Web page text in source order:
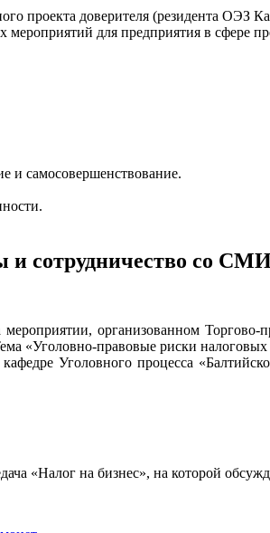
проекта доверителя (резидента ОЭЗ
мероприятий для предприятия в сфере
и самосовершенствование.
и сотрудничество со
организованном
«Уголовно-правовые риски налоговых
Уголовного процесса
«Налог на бизнес», на которой